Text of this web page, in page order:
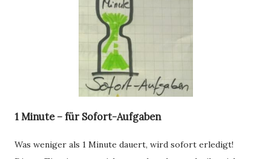
1 Minute – für Sofort-Aufgaben
Was weniger als 1 Minute dauert, wird sofort erledigt!